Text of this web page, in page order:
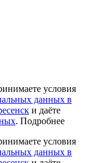
условия
данных в
и даёте
. Подробнее
условия
данных в